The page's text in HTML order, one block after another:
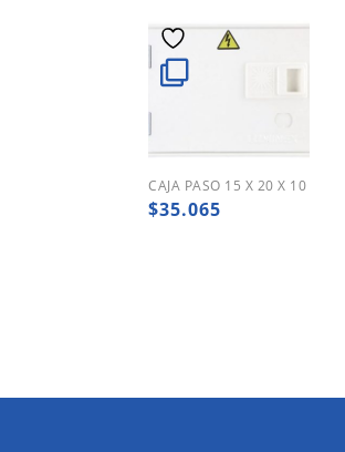
CAJA PASO 15 X 20 X 10
$35.065